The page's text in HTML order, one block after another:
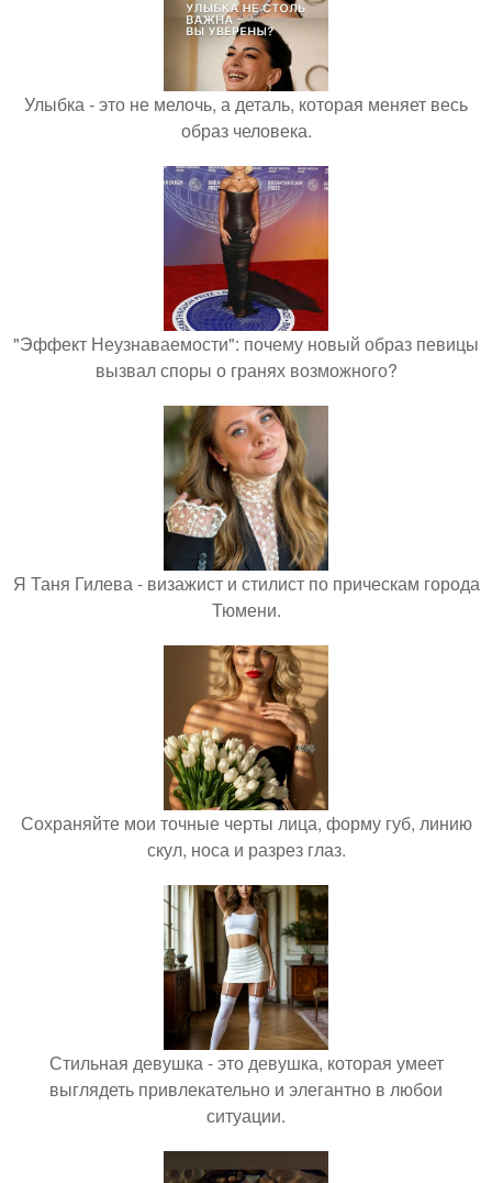
Улыбка - это не мелочь, а деталь, которая меняет весь
образ человека.
"Эффект Неузнаваемости": почему новый образ певицы
вызвал споры о гранях возможного?
Я Таня Гилева - визажист и стилист по прическам города
Тюмени.
Сохраняйте мои точные черты лица, форму губ, линию
скул, носа и разрез глаз.
Стильная девушка - это девушка, которая умеет
выглядеть привлекательно и элегантно в любои
ситуации.